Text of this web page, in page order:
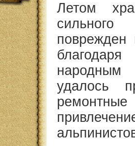
Летом
народным
удалось